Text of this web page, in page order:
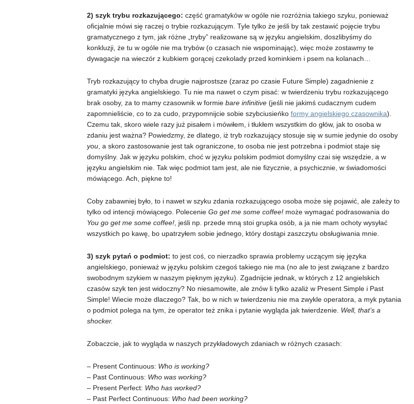
2) szyk trybu rozkazującego: część gramatyków w ogóle nie rozróżnia takiego szyku, ponieważ
oficjalnie mówi się raczej o trybie rozkazującym. Tyle tylko że jeśli by tak zestawić pojęcie trybu
gramatycznego z tym, jak różne „tryby” realizowane są w języku angielskim, doszlibyśmy do
konkluzji, że tu w ogóle nie ma trybów (o czasach nie wspominając), więc może zostawmy te
dywagacje na wieczór z kubkiem gorącej czekolady przed kominkiem i psem na kolanach…
Tryb rozkazujący to chyba drugie najprostsze (zaraz po czasie Future Simple) zagadnienie z
gramatyki języka angielskiego. Tu nie ma nawet o czym pisać: w twierdzeniu trybu rozkazującego
brak osoby, za to mamy czasownik w formie bare infinitive(jeśli nie jakimś cudacznym cudem
zapomnieliście, co to za cudo, przypomnijcie sobie szybciusieńko formy angielskiego czasownika).
Czemu tak, skoro wiele razy już pisałem i mówiłem, i tłukłem wszystkim do głów, jak to osoba w
zdaniu jest ważna? Powiedzmy, że dlatego, iż tryb rozkazujący stosuje się w sumie jedynie do osoby
you, a skoro zastosowanie jest tak ograniczone, to osoba nie jest potrzebna i podmiot staje się
domyślny. Jak w języku polskim, choć w języku polskim podmiot domyślny czai się wszędzie, a w
języku angielskim nie. Tak więc podmiot tam jest, ale nie fizycznie, a psychicznie, w świadomości
mówiącego. Ach, piękne to!
Coby zabawniej było, to i nawet w szyku zdania rozkazującego osoba może się pojawić, ale zależy to
tylko od intencji mówiącego. Polecenie Go get me some coffee!może wymagać podrasowania do
You go get me some coffee!, jeśli np. przede mną stoi grupka osób, a ja nie mam ochoty wysyłać
wszystkich po kawę, bo upatrzyłem sobie jednego, który dostąpi zaszczytu obsługiwania mnie.
3) szyk pytań o podmiot: to jest coś, co nierzadko sprawia problemy uczącym się języka
angielskiego, ponieważ w języku polskim czegoś takiego nie ma (no ale to jest związane z bardzo
swobodnym szykiem w naszym pięknym języku). Zgadnijcie jednak, w których z 12 angielskich
czasów szyk ten jest widoczny? No niesamowite, ale znów li tylko azaliż w Present Simple i Past
Simple! Wiecie może dlaczego? Tak, bo w nich w twierdzeniu nie ma zwykle operatora, a myk pytania
o podmiot polega na tym, że operator też znika i pytanie wygląda jak twierdzenie. Well, that’s a
shocker.
Zobaczcie, jak to wygląda w naszych przykładowych zdaniach w różnych czasach:
– Present Continuous: Who is working?
– Past Continuous: Who was working?
– Present Perfect: Who has worked?
– Past Perfect Continuous: Who had been working?